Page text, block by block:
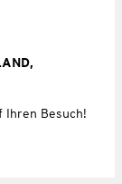
Ihren Besuch!